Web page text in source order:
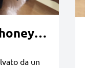
Pantùf lucky honey moon
da un